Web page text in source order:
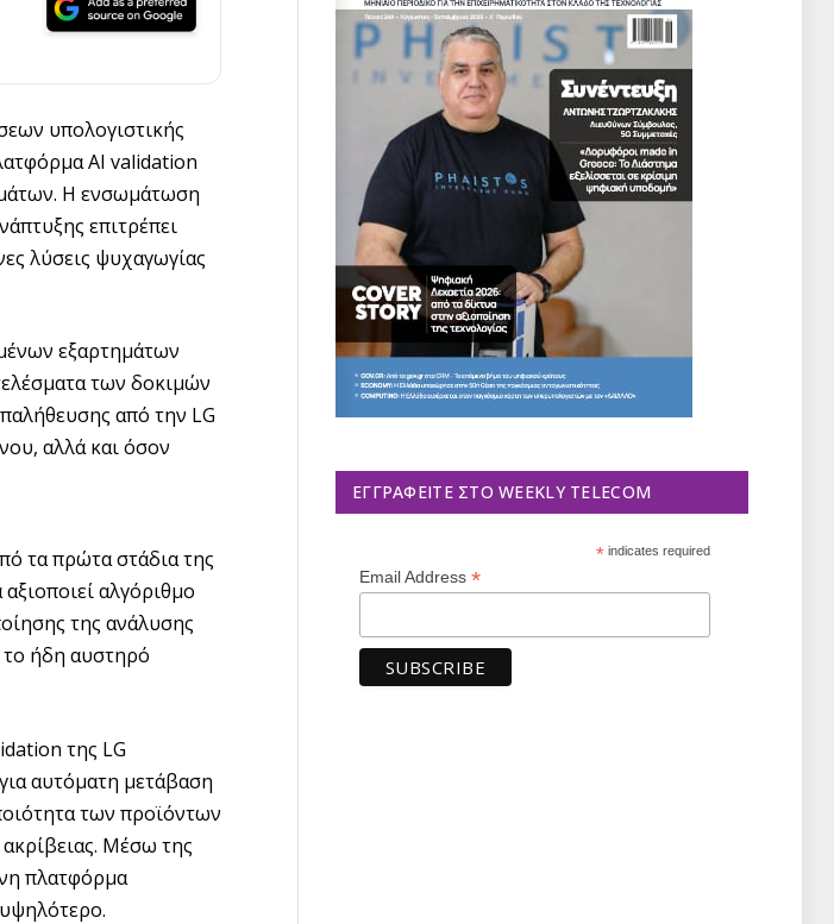
υπολογιστικής
AI validation
Η ενσωμάτωση
επιτρέπει
λύσεις ψυχαγωγίας
εξαρτημάτων
των δοκιμών
από την LG
αλλά και όσον
τα πρώτα στάδια της
αλγόριθμο
της ανάλυσης
το ήδη αυστηρό
της LG
αυτόματη μετάβαση
των προϊόντων
Μέσω της
πλατφόρμα
ΕΓΓΡΑΦΕΊΤΕ ΣΤΟ WEEKLY TELECOM
*indicates required
Email Address *